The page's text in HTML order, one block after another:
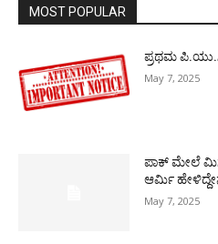
MOST POPULAR
ಪ್ರಥಮ
May 7, 2025
ಪಾಕ್​ ಮೇಲೆ
ಆರ್ಮಿ
May 7, 2025